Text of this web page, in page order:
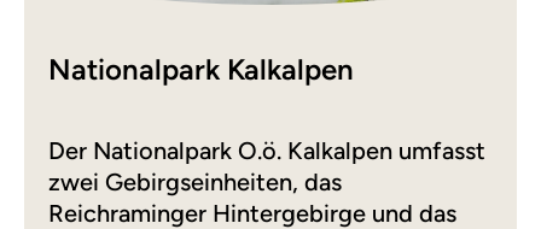
Nationalpark Kalkalpen
Der Nationalpark O.ö. Kalkalpen umfasst
zwei Gebirgseinheiten, das
Reichraminger Hintergebirge und das